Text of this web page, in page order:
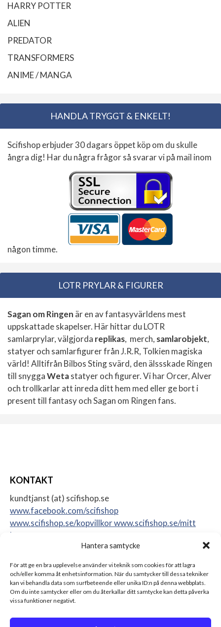
Hantera samtycke
För att ge en bra upplevelse använder vi teknik som cookies för att lagra
och/eller komma åt enhetsinformation. När du samtycker till dessa tekniker
kan vi behandla data som surfbeteende eller unika ID:n på denna webbplats.
Om du inte samtycker eller om du återkallar ditt samtycke kan detta påverka
vissa funktioner negativt.
HARRY POTTER
ALIEN
PREDATOR
TRANSFORMERS
ANIME / MANGA
HANDLA TRYGGT & ENKELT!
Scifishop erbjuder 30 dagars öppet köp om du skulle
ångra dig! Har du några frågor så svarar vi på mail inom
någon timme.
LOTR PRYLAR & FIGURER
Sagan om Ringen är en av fantasyvärldens mest
uppskattade skapelser. Här hittar du LOTR
samlarprylar, välgjorda replikas, merch, samlarobjekt,
statyer och samlarfigurer från J.R.R, Tolkien magiska
värld! Alltifrån Bilbos Sting svärd, den älssskade Ringen
till snyggaWetastatyer och figurer. Vi har Orcer, Alver
och trollkarlar att inreda ditt hem med eller ge bort i
present till fantasy och Sagan om Ringen fans.
KONTAKT
kundtjanst (at) scifishop.se
www.facebook.com/scifishop
www.scifishop.se/kopvillkorwww.scifishop.se/mitt
konto
17562 Järfälla
Sweden